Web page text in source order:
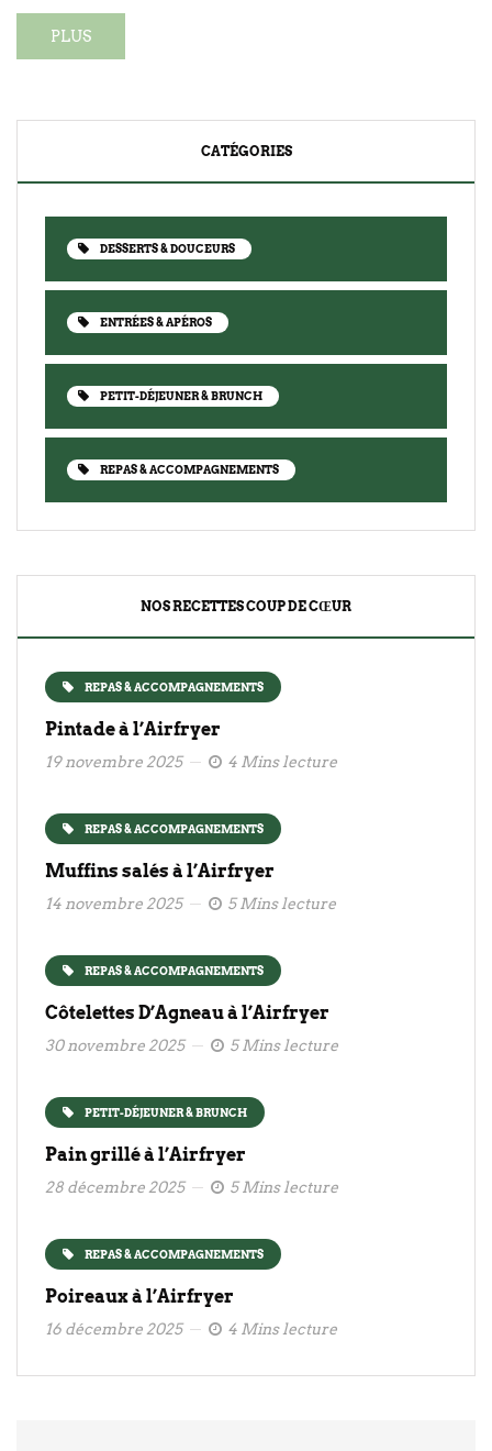
PLUS
CATÉGORIES
DESSERTS & DOUCEURS
ENTRÉES & APÉROS
PETIT-DÉJEUNER & BRUNCH
REPAS & ACCOMPAGNEMENTS
NOS RECETTES COUP DE CŒUR
REPAS & ACCOMPAGNEMENTS
Pintade à l’Airfryer
19 novembre 2025 4 Mins lecture
REPAS & ACCOMPAGNEMENTS
Muffins salés à l’Airfryer
14 novembre 2025 5 Mins lecture
REPAS & ACCOMPAGNEMENTS
Côtelettes D’Agneau à l’Airfryer
30 novembre 2025 5 Mins lecture
PETIT-DÉJEUNER & BRUNCH
Pain grillé à l’Airfryer
28 décembre 2025 5 Mins lecture
REPAS & ACCOMPAGNEMENTS
Poireaux à l’Airfryer
16 décembre 2025 4 Mins lecture